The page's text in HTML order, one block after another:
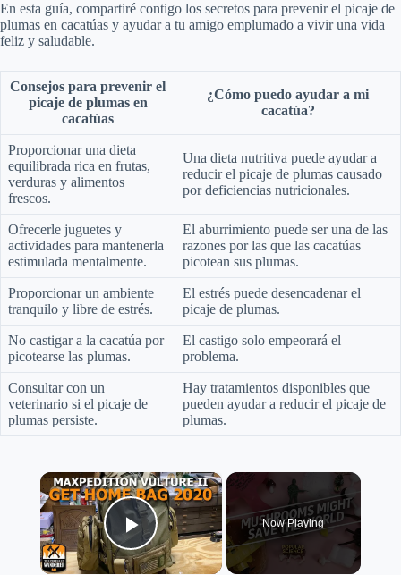
En esta guía, compartiré contigo los secretos para prevenir el picaje de
plumas en cacatúas y ayudar a tu amigo emplumado a vivir una vida
feliz y saludable.
Consejos para prevenir el
picaje de plumas en
cacatúas
¿Cómo puedo ayudar a mi
cacatúa?
Proporcionar una dieta
equilibrada rica en frutas,
verduras y alimentos
frescos.
Una dieta nutritiva puede ayudar a
reducir el picaje de plumas causado
por deficiencias nutricionales.
Ofrecerle juguetes y
actividades para mantenerla
estimulada mentalmente.
El aburrimiento puede ser una de las
razones por las que las cacatúas
picotean sus plumas.
Proporcionar un ambiente
tranquilo y libre de estrés.
El estrés puede desencadenar el
picaje de plumas.
No castigar a la cacatúa por
picotearse las plumas.
El castigo solo empeorará el
problema.
Consultar con un
veterinario si el picaje de
plumas persiste.
Hay tratamientos disponibles que
pueden ayudar a reducir el picaje de
plumas.
×
Play Video
Now Playing